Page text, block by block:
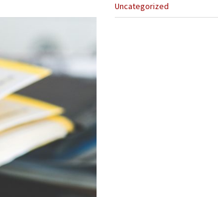
Uncategorized